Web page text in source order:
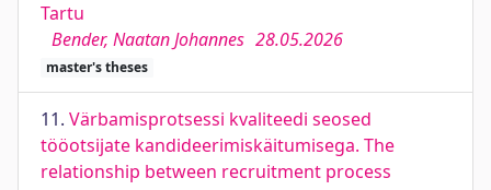
Tartu
Bender, Naatan Johannes 28.05.2026
master's theses
11. Värbamisprotsessi kvaliteedi seosed
tööotsijate kandideerimiskäitumisega. The
relationship between recruitment process